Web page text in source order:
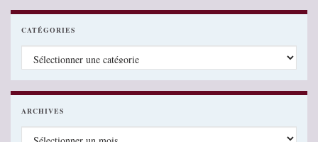
CATÉGORIES
Catégories
ARCHIVES
Archives